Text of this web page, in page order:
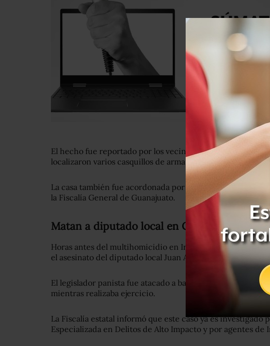
El hecho fue reportado por los vecinos a las autoridades
localizaron varios casquillos de arma larga dentro del
La casa también fue acordonada por elementos de la
la Fiscalía General de Guanajuato.
Matan a diputado local en Celaya
Horas antes del multihomicidio en Irapuato, autoridades
el asesinato del diputado local Juan Antonio Acosta Cano.
El legislador panista fue atacado a balazos en calles del
mientras realizaba ejercicio.
La Fiscalía estatal informó que este caso ya es investigado
Especializada en Delitos de Alto Impacto y por agentes de